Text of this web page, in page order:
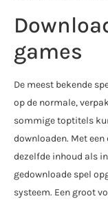
games
De meest bekende
op de normale,
sommige toptitels
downloaden. Met
dezelfde inhoud als
gedownloade spel
systeem. Een groot